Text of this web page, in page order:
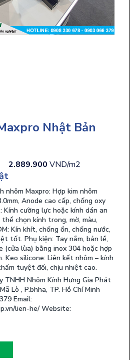
Nhật Bản
2.889.900 VND/m2
nhôm Maxpro: Hợp kim nhôm
Anode cao cấp, chống oxy
Kính cường lực hoặc kính dán an
chọn kính trong, mờ, màu,
Kín khít, chống ồn, chống nước,
tốt. Phụ kiện: Tay nắm, bản lề,
(cửa lùa) bằng inox 304 hoặc hợp
Keo silicone: Liên kết nhôm – kính
tuyệt đối, chịu nhiệt cao.
TNHH Nhôm Kính Hưng Gia Phát
Lò , P.bhha, TP. Hồ Chí Minh
Email:
lien-he/ Website: